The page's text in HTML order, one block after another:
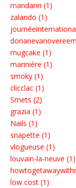
mandarin (1)
zalando (1)
mugcake (1)
marinière (1)
smoky (1)
clicclac (1)
Smets (2)
grazia (1)
Nails (1)
snapette (1)
vlogueuse (1)
louvain-la-neuve (1)
low cost (1)